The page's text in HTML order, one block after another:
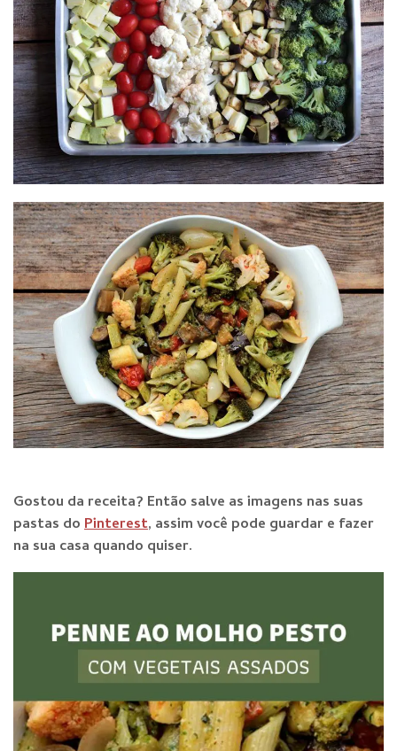
Gostou da receita? Então salve as imagens nas suas
pastas doPinterest, assim você pode guardar e fazer
na sua casa quando quiser.